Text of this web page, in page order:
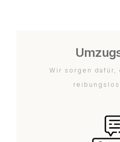
Wir sorgen dafür,
reibungslos